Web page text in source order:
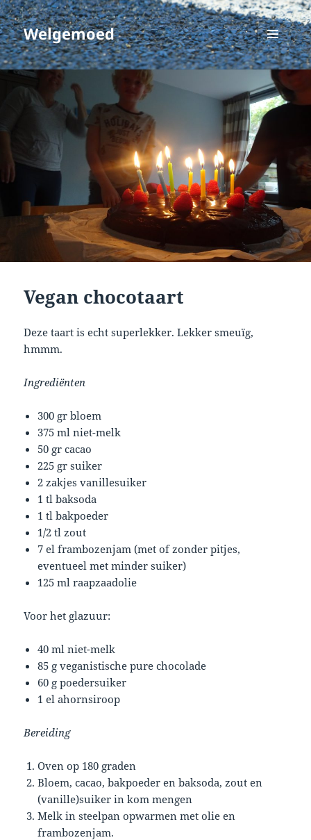
Welgemoed
MENU
EN
WIDGETS
Vegan chocotaart
Deze taart is echt superlekker. Lekker smeuïg,
hmmm.
Ingrediënten
300 gr bloem
375 ml niet-melk
50 gr cacao
225 gr suiker
2 zakjes vanillesuiker
1 tl baksoda
1 tl bakpoeder
1/2 tl zout
7 el frambozenjam (met of zonder pitjes,
eventueel met minder suiker)
125 ml raapzaadolie
Voor het glazuur:
40 ml niet-melk
85 g veganistische pure chocolade
60 g poedersuiker
1 el ahornsiroop
Bereiding
Oven op 180 graden
Bloem, cacao, bakpoeder en baksoda, zout en
(vanille)suiker in kom mengen
Melk in steelpan opwarmen met olie en
frambozenjam.